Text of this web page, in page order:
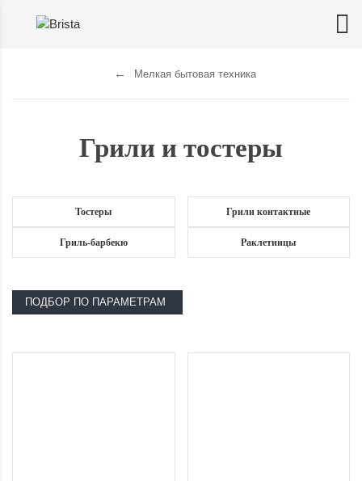
Мелкая бытовая техника
Грили и тостеры
Тостеры Грили контактные
Гриль-барбекю Раклетницы
ПОДБОР ПО ПАРАМЕТРАМ